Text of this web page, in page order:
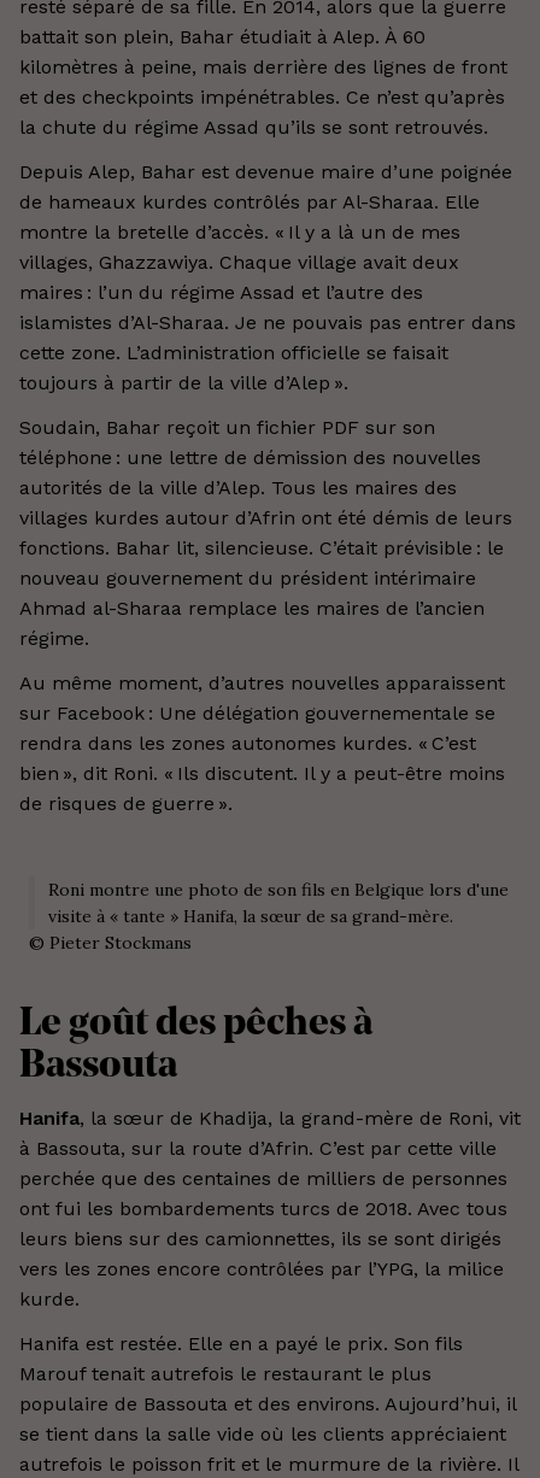
resté séparé de sa fille. En 2014, alors que la guerre
battait son plein, Bahar étudiait à Alep. À 60
kilomètres à peine, mais derrière des lignes de front
et des checkpoints impénétrables. Ce n’est qu’après
la chute du régime Assad qu’ils se sont retrouvés.
Depuis Alep, Bahar est devenue maire d’une poignée
de hameaux kurdes contrôlés par Al-Sharaa. Elle
montre la bretelle d’accès. « Il y a là un de mes
villages, Ghazzawiya. Chaque village avait deux
maires : l’un du régime Assad et l’autre des
islamistes d’Al-Sharaa. Je ne pouvais pas entrer dans
cette zone. L’administration officielle se faisait
toujours à partir de la ville d’Alep ».
Soudain, Bahar reçoit un fichier PDF sur son
téléphone : une lettre de démission des nouvelles
autorités de la ville d’Alep. Tous les maires des
villages kurdes autour d’Afrin ont été démis de leurs
fonctions. Bahar lit, silencieuse. C’était prévisible : le
nouveau gouvernement du président intérimaire
Ahmad al-Sharaa remplace les maires de l’ancien
régime.
Au même moment, d’autres nouvelles apparaissent
sur Facebook : Une délégation gouvernementale se
rendra dans les zones autonomes kurdes. « C’est
bien », dit Roni. « Ils discutent. Il y a peut-être moins
de risques de guerre ».
Roni montre une photo de son fils en Belgique lors d'une
visite à « tante » Hanifa, la sœur de sa grand-mère.
© Pieter Stockmans
Le goût des pêches à
Bassouta
Hanifa, la sœur de Khadija, la grand-mère de Roni, vit
à Bassouta, sur la route d’Afrin. C’est par cette ville
perchée que des centaines de milliers de personnes
ont fui les bombardements turcs de 2018. Avec tous
leurs biens sur des camionnettes, ils se sont dirigés
vers les zones encore contrôlées par l’YPG, la milice
kurde.
Hanifa est restée. Elle en a payé le prix. Son fils
Marouf tenait autrefois le restaurant le plus
populaire de Bassouta et des environs. Aujourd’hui, il
se tient dans la salle vide où les clients appréciaient
autrefois le poisson frit et le murmure de la rivière. Il